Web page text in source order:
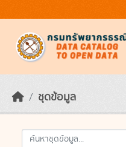
ชุดข้อมูล